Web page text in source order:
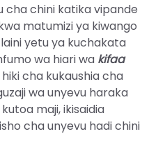
cha chini katika vipande
matumizi ya kiwango
yetu ya kuchakata
wa hiari wa kifaa
hiki cha kukaushia cha
wa unyevu haraka
maji, ikisaidia
cha unyevu hadi chini